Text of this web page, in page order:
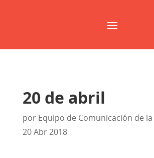
20 de abril
por Equipo de Comunicación de
20 Abr 2018